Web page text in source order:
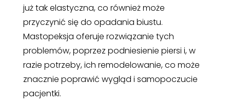
już tak elastyczna, co również może
przyczynić się do opadania biustu.
Mastopeksja oferuje rozwiązanie tych
problemów, poprzez podniesienie piersi i, w
razie potrzeby, ich remodelowanie, co może
znacznie poprawić wygląd i samopoczucie
pacjentki.